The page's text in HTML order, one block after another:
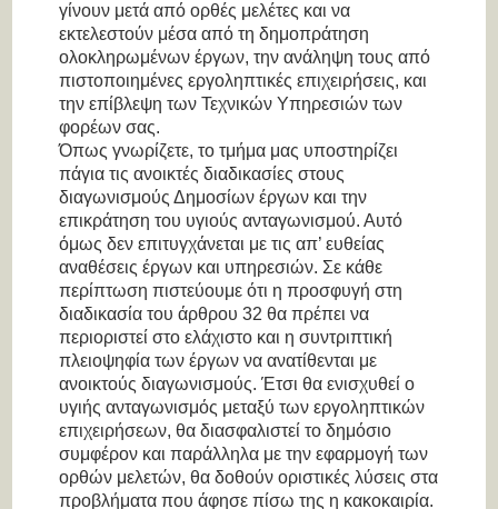
γίνουν μετά από ορθές μελέτες και να
εκτελεστούν μέσα από τη δημοπράτηση
ολοκληρωμένων έργων, την ανάληψη τους από
πιστοποιημένες εργοληπτικές επιχειρήσεις, και
την επίβλεψη των Τεχνικών Υπηρεσιών των
φορέων σας.
Όπως γνωρίζετε, το τμήμα μας υποστηρίζει
πάγια τις ανοικτές διαδικασίες στους
διαγωνισμούς Δημοσίων έργων και την
επικράτηση του υγιούς ανταγωνισμού. Αυτό
όμως δεν επιτυγχάνεται με τις απ’ ευθείας
αναθέσεις έργων και υπηρεσιών. Σε κάθε
περίπτωση πιστεύουμε ότι η προσφυγή στη
διαδικασία του άρθρου 32 θα πρέπει να
περιοριστεί στο ελάχιστο και η συντριπτική
πλειοψηφία των έργων να ανατίθενται με
ανοικτούς διαγωνισμούς. Έτσι θα ενισχυθεί ο
υγιής ανταγωνισμός μεταξύ των εργοληπτικών
επιχειρήσεων, θα διασφαλιστεί το δημόσιο
συμφέρον και παράλληλα με την εφαρμογή των
ορθών μελετών, θα δοθούν οριστικές λύσεις στα
προβλήματα που άφησε πίσω της η κακοκαιρία.